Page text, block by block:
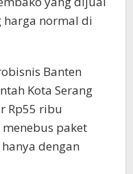
normal di
Banten
Kota Serang
Rp55 ribu
paket
dengan